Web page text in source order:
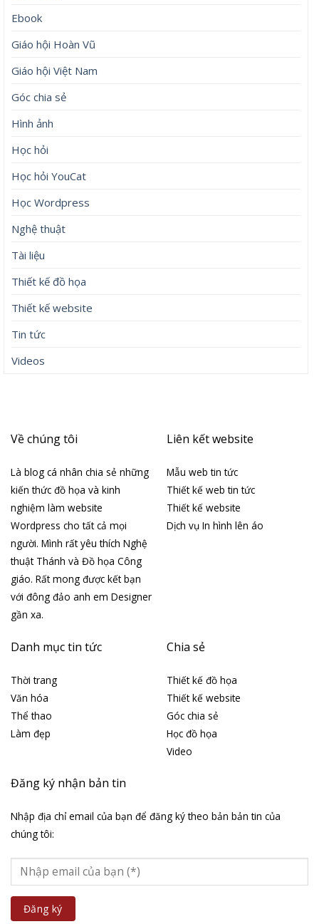
Ebook
Giáo hội Hoàn Vũ
Giáo hội Việt Nam
Góc chia sẻ
Hình ảnh
Học hỏi
Học hỏi YouCat
Học Wordpress
Nghệ thuật
Tài liệu
Thiết kế đồ họa
Thiết kế website
Tin tức
Videos
Về chúng tôi
Là blog cá nhân chia sẻ những
kiến thức đồ họa và kinh
nghiệm làm website
Wordpress cho tất cả mọi
người. Mình rất yêu thích Nghệ
thuật Thánh và Đồ họa Công
giáo. Rất mong được kết bạn
với đông đảo anh em Designer
gần xa.
Liên kết website
Mẫu web tin tức
Thiết kế web tin tức
Thiết kế website
Dịch vụ In hình lên áo
Danh mục tin tức
Thời trang
Văn hóa
Thể thao
Làm đẹp
Chia sẻ
Thiết kế đồ họa
Thiết kế website
Góc chia sẻ
Học đồ họa
Video
Đăng ký nhận bản tin
Nhập địa chỉ email của bạn để đăng ký theo bản bản tin của
chúng tôi: